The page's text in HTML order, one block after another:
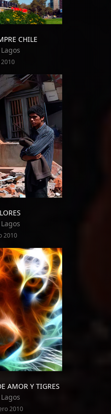
CHILE
2010
AMOR Y TIGRES
2010